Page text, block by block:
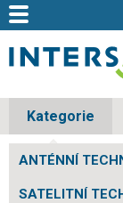
Kategorie
ANTÉNNÍ
SATELITNÍ